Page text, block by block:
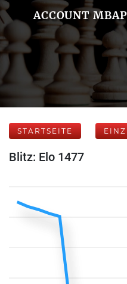
ACCOUNT
STARTSEITE
Blitz: Elo 1477